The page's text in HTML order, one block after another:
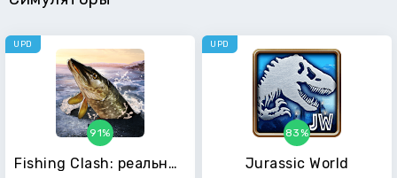
Fishing Clash: реальный рыбалки игра. 3D симулятор
91%
UPD
Jurassic World
83%
UPD